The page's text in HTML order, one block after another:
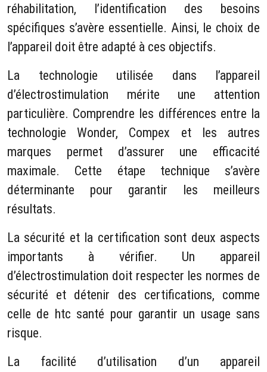
réhabilitation, l’identification des besoins
spécifiques s’avère essentielle. Ainsi, le choix de
l’appareil doit être adapté à ces objectifs.
La technologie utilisée dans l’appareil
d’électrostimulation mérite une attention
particulière. Comprendre les différences entre la
technologie Wonder, Compex et les autres
marques permet d’assurer une efficacité
maximale. Cette étape technique s’avère
déterminante pour garantir les meilleurs
résultats.
La sécurité et la certification sont deux aspects
importants à vérifier. Un appareil
d’électrostimulation doit respecter les normes de
sécurité et détenir des certifications, comme
celle de htc santé pour garantir un usage sans
risque.
La facilité d’utilisation d’un appareil